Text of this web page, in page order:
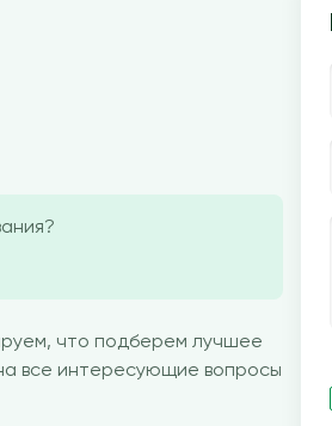
что подберем лучшее
все интересующие вопросы